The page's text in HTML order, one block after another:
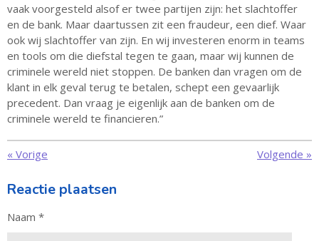
vaak voorgesteld alsof er twee partijen zijn: het slachtoffer
en de bank. Maar daartussen zit een fraudeur, een dief. Waar
ook wij slachtoffer van zijn. En wij investeren enorm in teams
en tools om die diefstal tegen te gaan, maar wij kunnen de
criminele wereld niet stoppen. De banken dan vragen om de
klant in elk geval terug te betalen, schept een gevaarlijk
precedent. Dan vraag je eigenlijk aan de banken om de
criminele wereld te financieren.”
« Vorige Volgende »
Reactie plaatsen
Naam *